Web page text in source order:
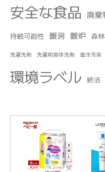
安全な食品 廃棄
持続可能性 暖房 暖炉 森
洗濯洗剤 洗濯用液体洗剤 海洋汚染
環境ラベル 終活